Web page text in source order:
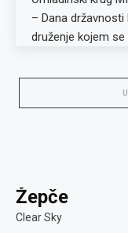
– Dana
druženje kojem
Žepče
Clear Sky